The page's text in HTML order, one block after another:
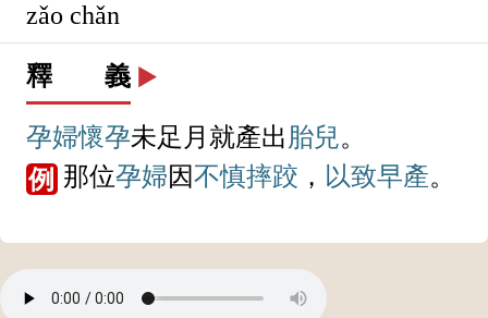
zǎo chǎn
釋 義 ▶️
孕婦懷孕未足月就產出胎兒。
例 那位孕婦因不慎摔跤 ， 以致早產。